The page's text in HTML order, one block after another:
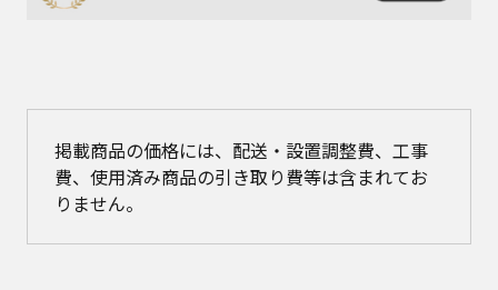
掲載商品の価格には、配送・設置調整費、工事
費、使用済み商品の引き取り費等は含まれてお
りません。